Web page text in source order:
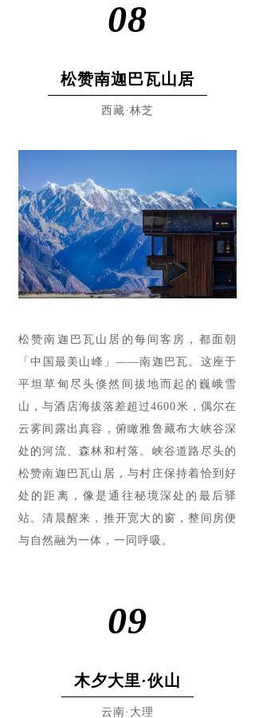
08
松赞南迦巴瓦山居
西藏·林芝
松赞南迦巴瓦山居的每间客房，都面朝
「中国最美山峰」——南迦巴瓦。这座于
平坦草甸尽头倏然间拔地而起的巍峨雪
山，与酒店海拔落差超过4600米，偶尔在
云雾间露出真容，俯瞰雅鲁藏布大峡谷深
处的河流、森林和村落。峡谷道路尽头的
松赞南迦巴瓦山居，与村庄保持着恰到好
处的距离，像是通往秘境深处的最后驿
站。清晨醒来，推开宽大的窗，整间房便
与自然融为一体，一同呼吸。
09
木夕大里·伙山
云南·大理